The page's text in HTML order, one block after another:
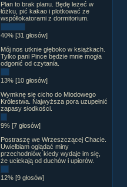
Plan to brak planu. Będę leżeć w
łóżku, pić kakao i plotkować ze
współlokatorami z dormitorium.
40% [31 głosów]
Mój nos utknie głęboko w książkach.
Tylko pani Pince będzie mnie mogła
odgonić od czytania.
13% [10 głosów]
Wymknę się cicho do Miodowego
Królestwa. Najwyższa pora uzupełnić
zapasy słodkości.
9% [7 głosów]
Postraszę we Wrzeszczącej Chacie.
Uwielbiam oglądać miny
przechodniów, kiedy wydaje im się,
że uciekają od duchów i upiorów.
12% [9 głosów]